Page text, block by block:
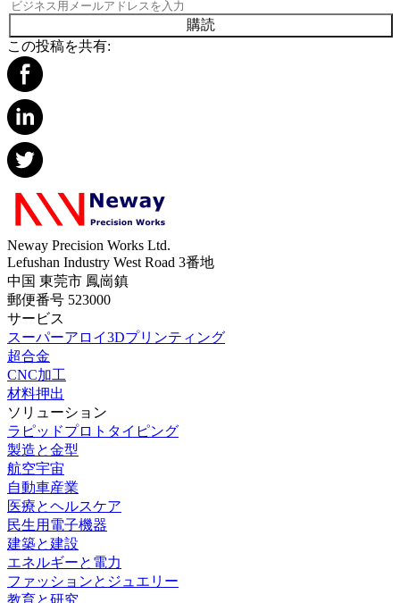
購読
この投稿を共有:
Neway Precision Works Ltd.
Lefushan Industry West Road 3番地
中国 東莞市 鳳崗鎮
郵便番号 523000
サービス
スーパーアロイ3Dプリンティング
超合金
CNC加工
材料押出
ソリューション
ラピッドプロトタイピング
製造と金型
航空宇宙
自動車産業
医療とヘルスケア
民生用電子機器
建築と建設
エネルギーと電力
ファッションとジュエリー
教育と研究